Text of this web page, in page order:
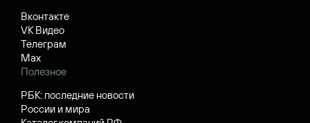
Вконтакте
VK Видео
Телеграм
Max
Полезное
РБК: последние новости
России и мира